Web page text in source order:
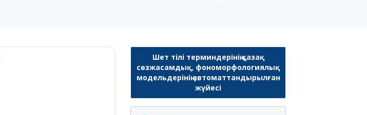
Шет тілі терминдерінің қазақ
сөзжасамдық, фономорфологиялық
модельдерінің автоматтандырылған
жүйесі